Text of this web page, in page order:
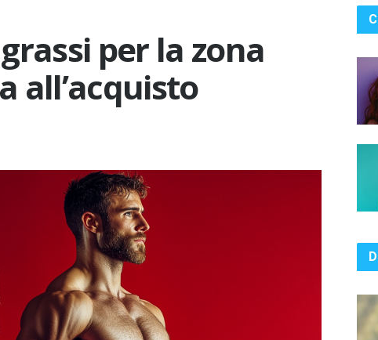
per la zona
all’acquisto